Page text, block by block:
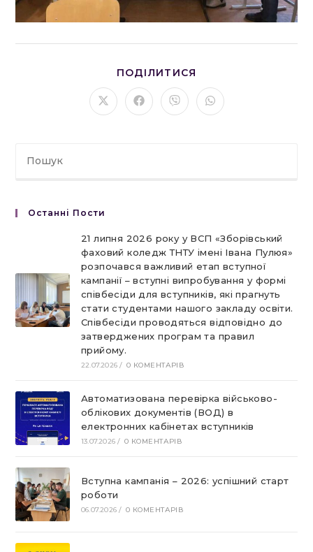
ПОДІЛИТИСЯ
ЦИМ
ВМІСТОМ
Відкрити
в
Відкрити
в
Відкрити
в
Відкрити
в
Останні Пости
21 липня 2026 року у ВСП «Зборівський
фаховий коледж ТНТУ імені Івана Пулюя»
розпочався важливий етап вступної
кампанії – вступні випробування у формі
співбесіди для вступників, які прагнуть
стати студентами нашого закладу освіти.
Співбесіди проводяться відповідно до
затверджених програм та правил
прийому.
22.07.2026 / 0 КОМЕНТАРІВ
Автоматизована перевірка військово-
облікових документів (ВОД) в
електронних кабінетах вступників
13.07.2026 / 0 КОМЕНТАРІВ
Вступна кампанія – 2026: успішний старт
роботи
06.07.2026 / 0 КОМЕНТАРІВ